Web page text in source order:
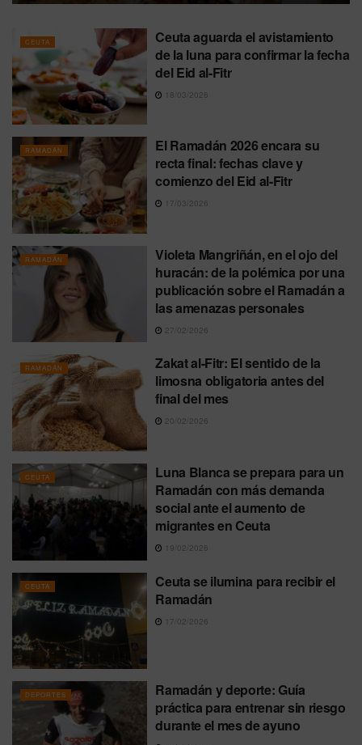
CEUTA
Ceuta aguarda el avistamiento
de la luna para confirmar la fecha
del Eid al-Fitr
18/03/2026
RAMADÁN
El Ramadán 2026 encara su
recta final: fechas clave y
comienzo del Eid al-Fitr
17/03/2026
RAMADÁN
Violeta Mangriñán, en el ojo del
huracán: de la polémica por una
publicación sobre el Ramadán a
las amenazas personales
27/02/2026
RAMADÁN
Zakat al-Fitr: El sentido de la
limosna obligatoria antes del
final del mes
20/02/2026
CEUTA
Luna Blanca se prepara para un
Ramadán con más demanda
social ante el aumento de
migrantes en Ceuta
19/02/2026
CEUTA
Ceuta se ilumina para recibir el
Ramadán
17/02/2026
DEPORTES
Ramadán y deporte: Guía
práctica para entrenar sin riesgo
durante el mes de ayuno